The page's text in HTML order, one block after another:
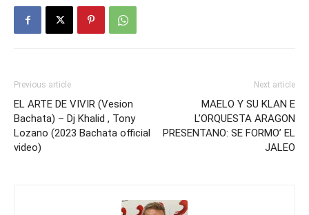
Previous article
EL ARTE DE VIVIR (Vesion
Bachata) – Dj Khalid , Tony
Lozano (2023 Bachata official
video)
Next article
MAELO Y SU KLAN E
L’ORQUESTA ARAGON
PRESENTANO: SE FORMO’ EL
JALEO